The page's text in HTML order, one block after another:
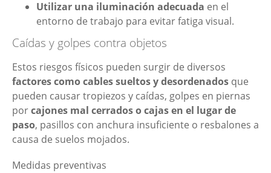
Utilizar una iluminación adecuada en el
entorno de trabajo para evitar fatiga visual.
Caídas y golpes contra objetos
Estos riesgos físicos pueden surgir de diversos
factores como cables sueltos y desordenados que
pueden causar tropiezos y caídas, golpes en piernas
porcajones mal cerrados o cajas en el lugar de
paso, pasillos con anchura insuficiente o resbalones a
causa de suelos mojados.
Medidas preventivas